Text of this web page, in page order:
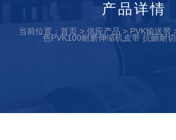
产品详情
当前位置： 首页 > 供应产品 > PVK输送带
色PVK100耐磨伸缩机皮带 抗砸耐